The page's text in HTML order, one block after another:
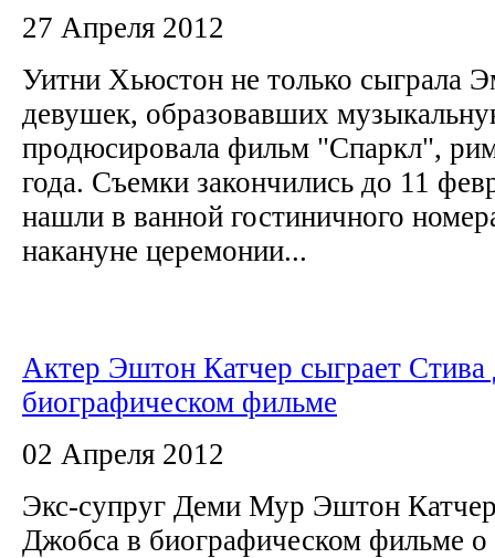
27 Апреля 2012
Уитни Хьюстон не только сыграла
девушек, образовавших
продюсировала фильм "Спаркл",
года. Съемки закончились до 11
нашли в ванной гостиничного
накануне церемонии...
Актер Эштон Катчер сыграет
биографическом фильме
02 Апреля 2012
Экс-супруг Деми Мур Эштон
Джобса в биографическом фильме